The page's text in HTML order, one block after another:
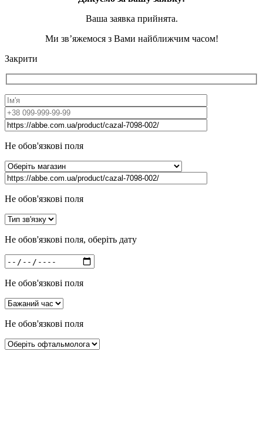
Ваша заявка прийнята.
Ми зв’яжемося з Вами найближчим часом!
Закрити
Не обов'язкові поля
Не обов'язкові поля
Не обов'язкові поля, оберіть дату
Не обов'язкові поля
Не обов'язкові поля